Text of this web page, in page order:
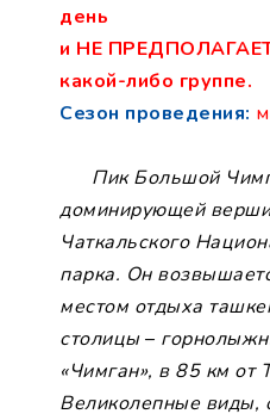
день
и НЕ
какой-либо группе.
Сезон проведения:
Пик Большой
доминирующей
Чаткальского
парка. Он
местом отдыха
столицы–
«Чимган», в 85 км от
Великолепные виды,